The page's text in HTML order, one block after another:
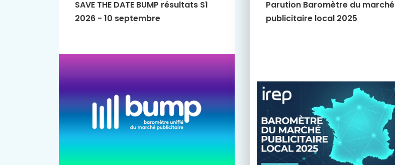
SAVE THE DATE BUMP résultats S1
2026 - 10 septembre
Parution Baromètre du marché
publicitaire local 2025